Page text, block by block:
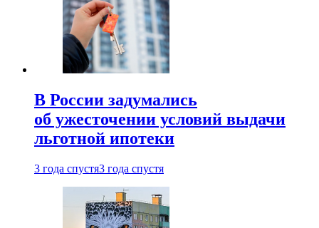
В России задумались
об ужесточении условий выдачи
льготной ипотеки
3 года спустя3 года спустя